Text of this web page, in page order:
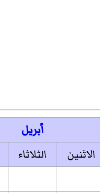
أبريل
الاثنين الثلاثاء